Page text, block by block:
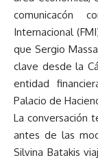
comunicacón
Internacional
que Sergio
clave desde la
entidad
Palacio de
La conversación
antes de las
Silvina Batakis